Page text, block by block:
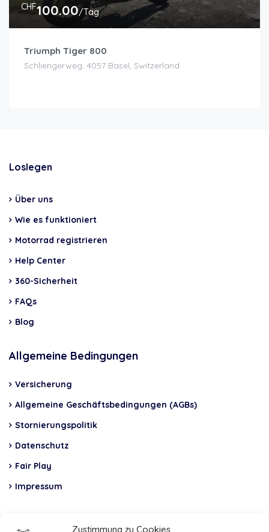
Zustimmung zu Cookies
CHF100.00/Tag
Triumph Tiger 800
Schliengerweg, 4057 Basel, Switzerland
Loslegen
Über uns
Wie es funktioniert
Motorrad registrieren
Help Center
360-Sicherheit
FAQs
Blog
Allgemeine Bedingungen
Versicherung
Allgemeine Geschäftsbedingungen (AGBs)
Stornierungspolitik
Datenschutz
Fair Play
Impressum